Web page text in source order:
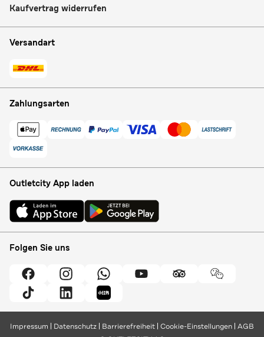
Kaufvertrag widerrufen
Versandart
Zahlungsarten
Outletcity App laden
Folgen Sie uns
Impressum Datenschutz Barrierefreiheit Cookie-Einstellungen AGB